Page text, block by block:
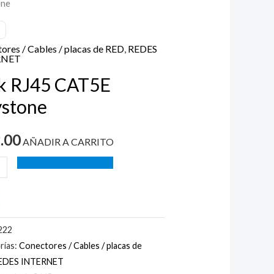
/ Cables / placas de RED, REDES
RJ45 CAT5E
AÑADIR A CARRITO
Conectores / Cables / placas de
INTERNET